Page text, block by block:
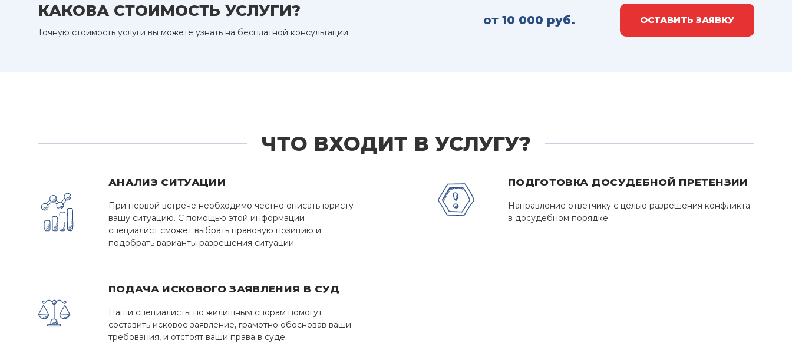
КАКОВА СТОИМОСТЬ УСЛУГИ?
Точную стоимость услуги вы можете узнать на бесплатной консультации.
от 10 000 руб. ОСТАВИТЬ ЗАЯВКУ
ЧТО ВХОДИТ В УСЛУГУ?
АНАЛИЗ СИТУАЦИИ
При первой встрече необходимо честно описать юристу
вашу ситуацию. С помощью этой информации
специалист сможет выбрать правовую позицию и
подобрать варианты разрешения ситуации.
ПОДГОТОВКА ДОСУДЕБНОЙ ПРЕТЕНЗИИ
Направление ответчику с целью разрешения конфликта
в досудебном порядке.
ПОДАЧА ИСКОВОГО ЗАЯВЛЕНИЯ В СУД
Наши специалисты по жилищным спорам помогут
составить исковое заявление, грамотно обосновав ваши
требования, и отстоят ваши права в суде.